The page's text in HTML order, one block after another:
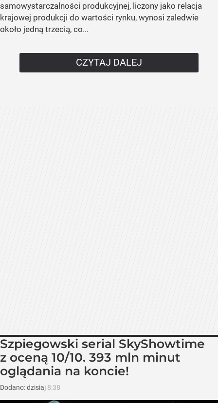
samowystarczalności produkcyjnej, liczony jako relacja
krajowej produkcji do wartości rynku, wynosi zaledwie
około jedną trzecią, co...
CZYTAJ DALEJ
Szpiegowski serial SkyShowtime
z oceną 10/10. 393 mln minut
oglądania na koncie!
Dodano:dzisiaj 8:38